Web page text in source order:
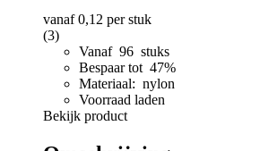
vanaf0,12 per stuk
(3)
Vanaf 96 stuks
Bespaar tot 47%
Materiaal: nylon
Voorraad laden
Bekijk product